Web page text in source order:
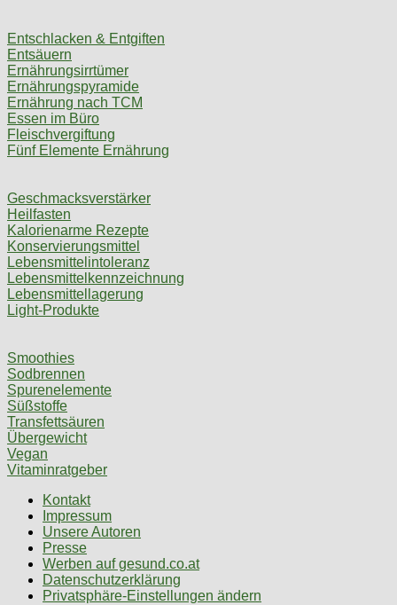
Entschlacken & Entgiften
Entsäuern
Ernährungsirrtümer
Ernährungspyramide
Ernährung nach TCM
Essen im Büro
Fleischvergiftung
Fünf Elemente Ernährung
Geschmacksverstärker
Heilfasten
Kalorienarme Rezepte
Konservierungsmittel
Lebensmittelintoleranz
Lebensmittelkennzeichnung
Lebensmittellagerung
Light-Produkte
Smoothies
Sodbrennen
Spurenelemente
Süßstoffe
Transfettsäuren
Übergewicht
Vegan
Vitaminratgeber
Kontakt
Impressum
Unsere Autoren
Presse
Werben auf gesund.co.at
Datenschutzerklärung
Privatsphäre-Einstellungen ändern